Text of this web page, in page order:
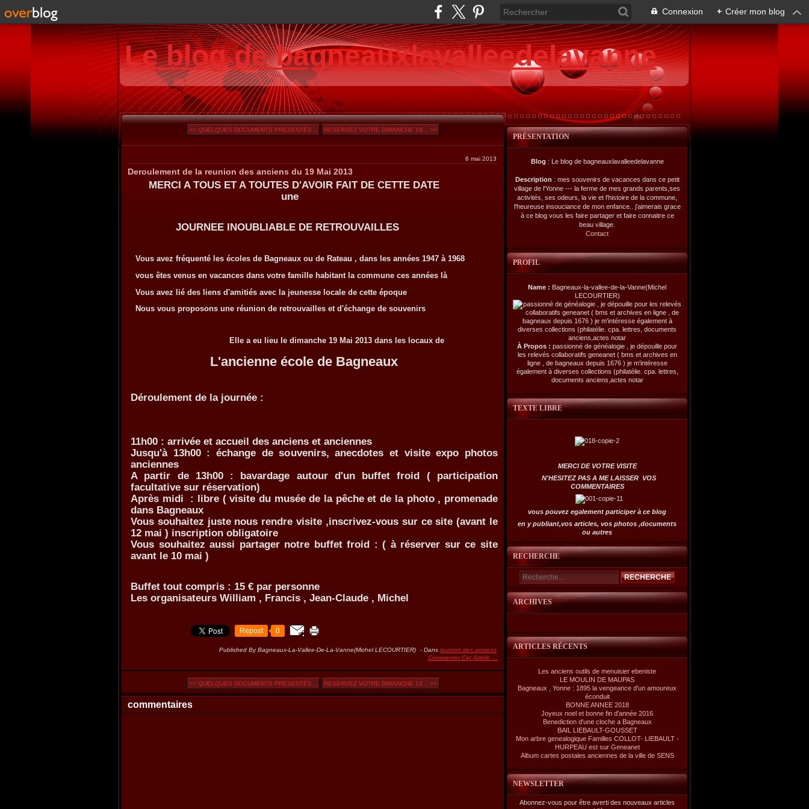
Connexion + Créer mon blog
Le blog de bagneauxlavalleedelavanne
<< QUELQUES DOCUMENTS PRESENTÉS... RESERVEZ VOTRE DIMANCHE 19... >>
6 mai 2013
Deroulement de la reunion des anciens du 19 Mai 2013
MERCI A TOUS ET A TOUTES D'AVOIR FAIT DE CETTE DATE
une
JOURNEE INOUBLIABLE DE RETROUVAILLES
Vous avez fréquenté les écoles de Bagneaux ou de Rateau , dans les années 1947 à 1968
vous êtes venus en vacances dans votre famille habitant la commune ces années là
Vous avez lié des liens d'amitiés avec la jeunesse locale de cette époque
Nous vous proposons une réunion de retrouvailles et d'échange de souvenirs
Elle a eu lieu le dimanche 19 Mai 2013 dans les locaux de
L'ancienne école de Bagneaux
Déroulement de la journée :
11h00 : arrivée et accueil des anciens et anciennes
Jusqu'à 13h00 : échange de souvenirs, anecdotes et visite expo photos
anciennes
A partir de 13h00 : bavardage autour d'un buffet froid ( participation
facultative sur réservation)
Après midi : libre ( visite du musée de la pêche et de la photo , promenade
dans Bagneaux
Vous souhaitez juste nous rendre visite ,inscrivez-vous sur ce site (avant le
12 mai ) inscription obligatoire
Vous souhaitez aussi partager notre buffet froid : ( à réserver sur ce site
avant le 10 mai )
Buffet tout compris : 15 € par personne
Les organisateurs William , Francis , Jean-Claude , Michel
Repost 0
Published By Bagneaux-La-Vallee-De-La-Vanne(Michel LECOURTIER) - Dans reunion des anciens
Commenter Cet Article
<< QUELQUES DOCUMENTS PRESENTÉS... RESERVEZ VOTRE DIMANCHE 19... >>
commentaires
PRÉSENTATION
Blog : Le blog de bagneauxlavalleedelavanne
Description : mes souvenirs de vacances dans ce petit
village de l'Yonne --- la ferme de mes grands parents,ses
activités, ses odeurs, la vie et l'histoire de la commune,
l'heureuse insouciance de mon enfance.. j'aimerais grace
à ce blog vous les faire partager et faire connaitre ce
beau village.
Contact
PROFIL
Name : Bagneaux-la-vallee-de-la-Vanne(Michel
LECOURTIER)
À Propos : passionné de généalogie , je dépouille pour
les relevés collaboratifs geneanet ( bms et archives en
ligne , de bagneaux depuis 1676 ) je m'intéresse
également à diverses collections (philatélie. cpa. lettres,
documents anciens,actes notar
TEXTE LIBRE
MERCI DE VOTRE VISITE
N'HESITEZ PAS A ME LAISSER VOS
COMMENTAIRES
vous pouvez egalement participer à ce blog
en y publiant,vos articles, vos photos ,documents
ou autres
RECHERCHE
ARCHIVES
ARTICLES RÉCENTS
Les anciens outils de menuisier ebeniste
LE MOULIN DE MAUPAS
Bagneaux , Yonne : 1895 la vengeance d'un amoureux
éconduit
BONNE ANNEE 2018
Joyeux noel et bonne fin d'année 2016
Benediction d'une cloche a Bagneaux
BAIL LIEBAULT-GOUSSET
Mon arbre genealogique Familles COLLOT- LIEBAULT -
HURPEAU est sur Geneanet
Album cartes postales anciennes de la ville de SENS
NEWSLETTER
Abonnez-vous pour être averti des nouveaux articles